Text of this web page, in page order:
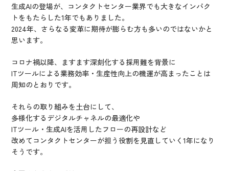
生成AIの登場が、コンタクトセンター業界でも大きなインパク
トをもたらした1年でもありました。
2024年、さらなる変革に期待が膨らむ方も多いのではないかと
思います。
コロナ禍以降、ますます深刻化する採用難を背景に
ITツールによる業務効率・生産性向上の機運が高まったことは
周知のとおりです。
それらの取り組みを土台にして、
多様化するデジタルチャネルの最適化や
ITツール・生成AIを活用したフローの再設計など
改めてコンタクトセンターが担う役割を見直していく1年になり
そうです。